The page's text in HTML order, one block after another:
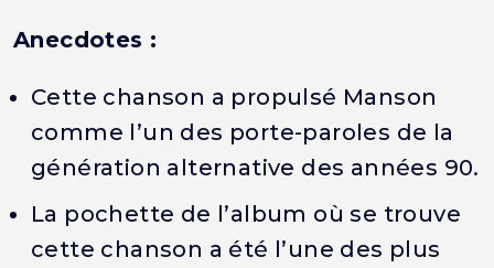
Anecdotes :
Cette chanson a propulsé Manson
comme l’un des porte-paroles de la
génération alternative des années 90.
La pochette de l’album où se trouve
cette chanson a été l’une des plus